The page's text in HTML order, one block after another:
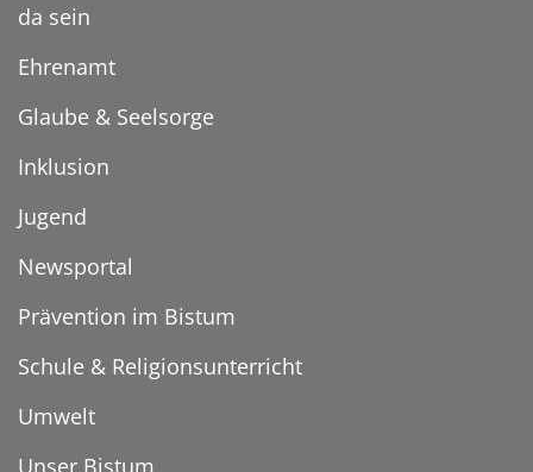
da sein
Ehrenamt
Glaube & Seelsorge
Inklusion
Jugend
Newsportal
Prävention im Bistum
Schule & Religionsunterricht
Umwelt
Unser Bistum